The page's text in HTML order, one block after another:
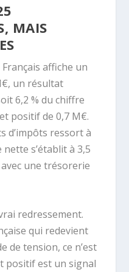
MAIS
Français affiche un
un résultat
6,2 % du chiffre
positif de 0,7 M€.
d’impôts ressort à
s’établit à 3,5
une trésorerie
redressement.
qui redevient
de tension, ce n’est
positif est un signal